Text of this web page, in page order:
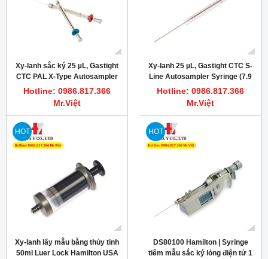
Xy-lanh sắc ký 25 µL, Gastight
CTC PAL X-Type Autosampler
Syringe (7.9 mm), PN: 204475
Hotline: 0986.817.366
Mr.Việt
Xy-lanh 25 µL, Gastight CTC S-
Line Autosampler Syringe (7.9
mm), PN: 67446-01
Hotline: 0986.817.366
Mr.Việt
HOT
Xy-lanh lấy mẫu bằng thủy tinh
50ml Luer Lock Hamilton USA
HOT
DS80100 Hamilton | Syringe
tiêm mẫu sắc ký lỏng điện tử 1